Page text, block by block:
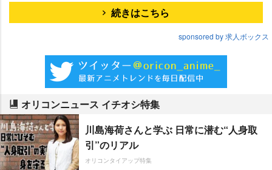
続きはこちら
sponsored by 求人ボックス
オリコンニュース イチオシ特集
川島海荷さんと学ぶ 日常に潜む“人身取
引”のリアル
オリコンタイアップ特集